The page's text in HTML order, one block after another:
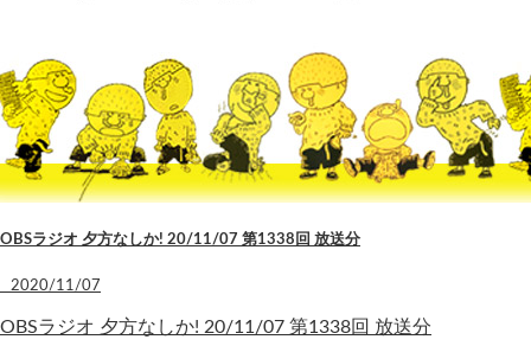
OBSラジオ 夕方なしか! 20/11/07 第1338回 放送分
2020/11/07
OBSラジオ 夕方なしか! 20/11/07 第1338回 放送分